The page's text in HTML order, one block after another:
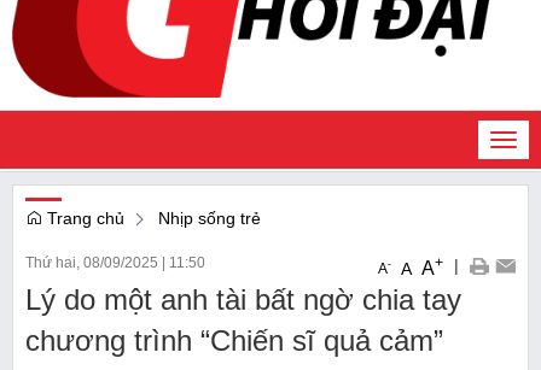
Trang chủ Nhịp sống trẻ
Thứ hai, 08/09/2025 | 11:50 A- A A+ |
Lý do một anh tài bất ngờ chia tay
chương trình “Chiến sĩ quả cảm”